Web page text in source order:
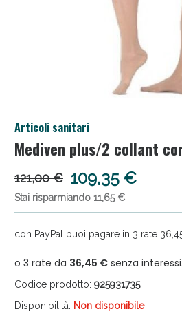
Articoli sanitari
Mediven plus/2 collant
121,00 € 109,35 €
Stai risparmiando 11,65 €
con PayPal puoi pagare in 3 rate
Codice prodotto: 925931735
Disponibilità: Non disponibile
Salini e Multivitaminici: oggi